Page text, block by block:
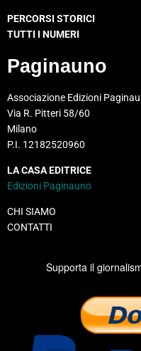
PERCORSI STORICI
TUTTI I NUMERI
Paginauno
Associazione Edizioni
Via R. Pitteri 58/60
Milano
P.I. 12182520960
LA CASA EDITRICE
Edizioni Paginauno
CHI SIAMO
CONTATTI
Supporta il